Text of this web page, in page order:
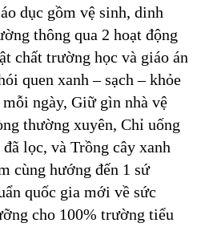
dục gồm vệ sinh, dinh
thông qua 2 hoạt động
chất trường học và giáo án
quen xanh – sạch – khỏe
ngày, Giữ gìn nhà vệ
thường xuyên, Chỉ uống
lọc, và Trồng cây xanh
cùng hướng đến 1 sứ
quốc gia mới về sức
cho 100% trường tiểu